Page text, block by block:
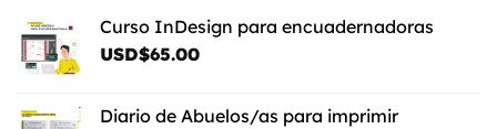
Curso InDesign para encuadernadoras
USD$65.00
Diario de Abuelos/as para imprimir